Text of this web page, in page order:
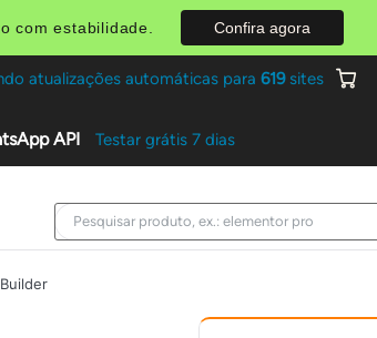
com estabilidade. Confira agora
API Testar grátis 7 dias
atualizações automáticas para619sites